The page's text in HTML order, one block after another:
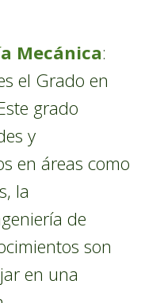
Mecánica:
el Grado en
grado
y
en áreas como
la
de
son
en una